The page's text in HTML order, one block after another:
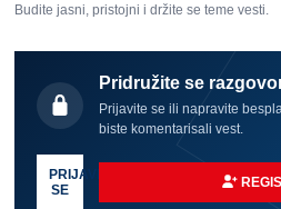
Budite jasni, pristojni i držite se teme vesti.
Pridružite se
Prijavite se ili napravite
biste komentarisali vest.
PRIJAVI
SE